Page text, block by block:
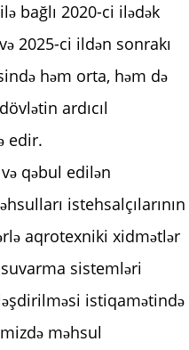
bağlı 2020-ci ilədək
2025-ci ildən sonrakı
həm orta, həm də
ardıcıl
edir.
qəbul edilən
istehsalçılarının
aqrotexniki xidmətlər
suvarma sistemləri
istiqamətində
məhsul